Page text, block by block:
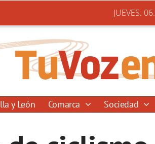
JUEVES.
y León Comarca Sociedad